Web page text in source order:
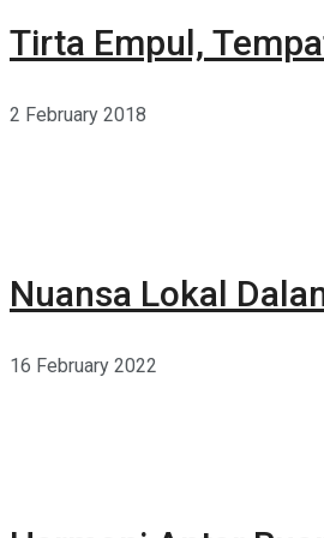
Tirta Empul,
2 February 2018
Nuansa Lokal
16 February 2022